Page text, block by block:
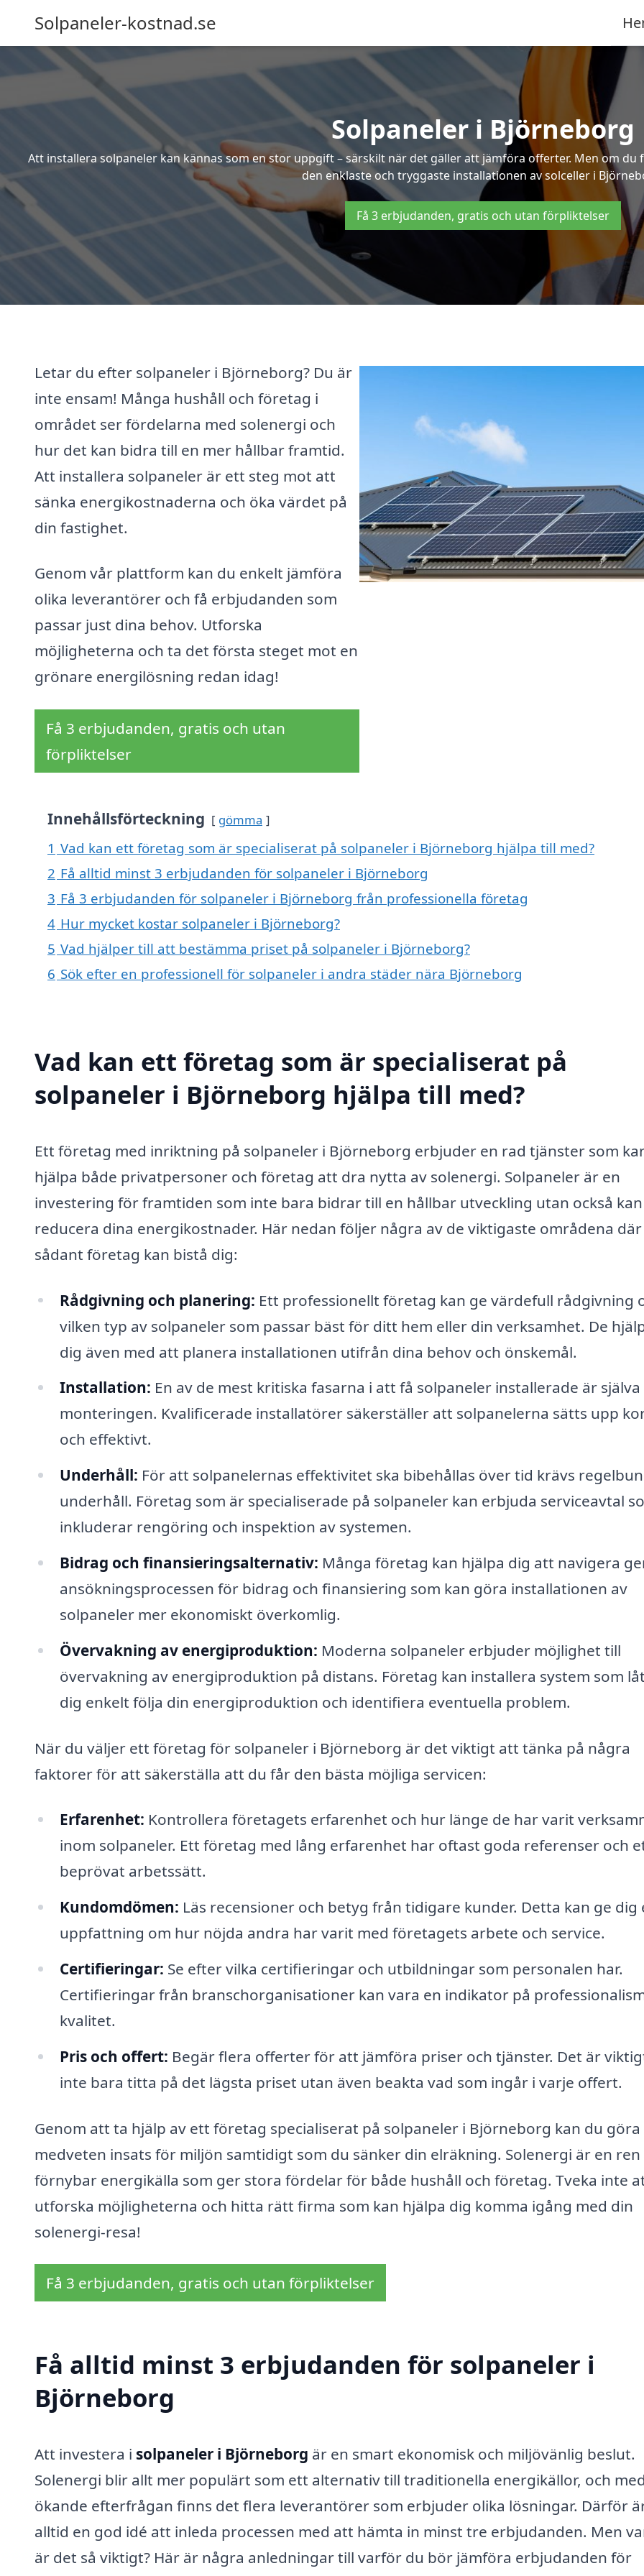
Solpaneler-kostnad.se
Solpaneler i Björneborg
Att installera solpaneler kan kännas som en stor uppgift – särskilt när det gäller att jämföra offerter. Men om
den enklaste och tryggaste installationen av solceller i
Få 3 erbjudanden, gratis och utan förpliktelser
Letar du efter solpaneler i Björneborg? Du är
inte ensam! Många hushåll och företag i
området ser fördelarna med solenergi och
hur det kan bidra till en mer hållbar framtid.
Att installera solpaneler är ett steg mot att
sänka energikostnaderna och öka värdet på
din fastighet.
Genom vår plattform kan du enkelt jämföra
olika leverantörer och få erbjudanden som
passar just dina behov. Utforska
möjligheterna och ta det första steget mot en
grönare energilösning redan idag!
Få 3 erbjudanden, gratis och utan
förpliktelser
Innehållsförteckning gömma
1 Vad kan ett företag som är specialiserat på solpaneler i Björneborg hjälpa till med?
2 Få alltid minst 3 erbjudanden för solpaneler i Björneborg
3 Få 3 erbjudanden för solpaneler i Björneborg från professionella företag
4 Hur mycket kostar solpaneler i Björneborg?
5 Vad hjälper till att bestämma priset på solpaneler i Björneborg?
6 Sök efter en professionell för solpaneler i andra städer nära Björneborg
Vad kan ett företag som är specialiserat på
solpaneler i Björneborg hjälpa till med?
Ett företag med inriktning på solpaneler i Björneborg erbjuder en rad tjänster som
hjälpa både privatpersoner och företag att dra nytta av solenergi. Solpaneler är en
investering för framtiden som inte bara bidrar till en hållbar utveckling utan också kan
reducera dina energikostnader. Här nedan följer några av de viktigaste områdena
sådant företag kan bistå dig:
Rådgivning och planering: Ett professionellt företag kan ge värdefull rådgivning
vilken typ av solpaneler som passar bäst för ditt hem eller din verksamhet. De
dig även med att planera installationen utifrån dina behov och önskemål.
Installation: En av de mest kritiska fasarna i att få solpaneler installerade är själva
monteringen. Kvalificerade installatörer säkerställer att solpanelerna sätts upp
och effektivt.
Underhåll: För att solpanelernas effektivitet ska bibehållas över tid krävs
underhåll. Företag som är specialiserade på solpaneler kan erbjuda serviceavtal
inkluderar rengöring och inspektion av systemen.
Bidrag och finansieringsalternativ: Många företag kan hjälpa dig att navigera
ansökningsprocessen för bidrag och finansiering som kan göra installationen av
solpaneler mer ekonomiskt överkomlig.
Övervakning av energiproduktion: Moderna solpaneler erbjuder möjlighet till
övervakning av energiproduktion på distans. Företag kan installera system som
dig enkelt följa din energiproduktion och identifiera eventuella problem.
När du väljer ett företag för solpaneler i Björneborg är det viktigt att tänka på några
faktorer för att säkerställa att du får den bästa möjliga servicen:
Erfarenhet: Kontrollera företagets erfarenhet och hur länge de har varit
inom solpaneler. Ett företag med lång erfarenhet har oftast goda referenser och
beprövat arbetssätt.
Kundomdömen: Läs recensioner och betyg från tidigare kunder. Detta kan ge dig
uppfattning om hur nöjda andra har varit med företagets arbete och service.
Certifieringar: Se efter vilka certifieringar och utbildningar som personalen har.
Certifieringar från branschorganisationer kan vara en indikator på
kvalitet.
Pris och offert: Begär flera offerter för att jämföra priser och tjänster. Det är
inte bara titta på det lägsta priset utan även beakta vad som ingår i varje offert.
Genom att ta hjälp av ett företag specialiserat på solpaneler i Björneborg kan du göra
medveten insats för miljön samtidigt som du sänker din elräkning. Solenergi är en ren
förnybar energikälla som ger stora fördelar för både hushåll och företag. Tveka inte
utforska möjligheterna och hitta rätt firma som kan hjälpa dig komma igång med din
solenergi-resa!
Få 3 erbjudanden, gratis och utan förpliktelser
Få alltid minst 3 erbjudanden för solpaneler i
Björneborg
Att investera i solpaneler i Björneborg är en smart ekonomisk och miljövänlig beslut.
Solenergi blir allt mer populärt som ett alternativ till traditionella energikällor, och
ökande efterfrågan finns det flera leverantörer som erbjuder olika lösningar. Därför
alltid en god idé att inleda processen med att hämta in minst tre erbjudanden. Men
är det så viktigt? Här är några anledningar till varför du bör jämföra erbjudanden för